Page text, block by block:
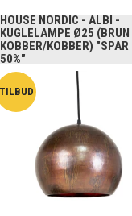
HOUSE NORDIC - ALBI -
KUGLELAMPE Ø25 (BRUN
KOBBER/KOBBER) "SPAR
50%"